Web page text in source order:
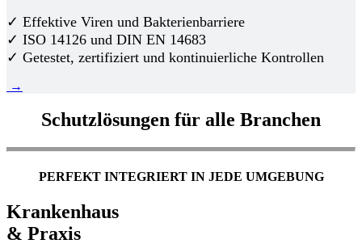
✓ Effektive Viren und Bakterienbarriere
✓ ISO 14126 und DIN EN 14683
✓ Getestet, zertifiziert und kontinuierliche Kontrollen
→
Schutzlösungen für alle Branchen
PERFEKT INTEGRIERT IN JEDE UMGEBUNG
Krankenhaus
& Praxis